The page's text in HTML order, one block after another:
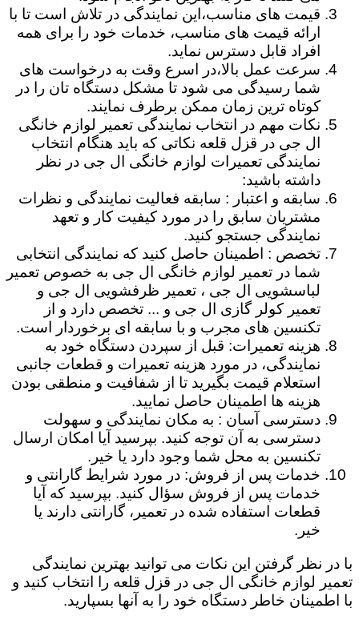
قیمت های مناسب،این نمایندگی در تلاش است تا با
ارائه قیمت های مناسب، خدمات خود را برای همه
افراد قابل دسترس نماید.
سرعت عمل بالا،در اسرع وقت به درخواست های
شما رسیدگی می شود تا مشکل دستگاه تان را در
کوتاه ترین زمان ممکن برطرف نمایند.
نکات مهم در انتخاب نمایندگی تعمیر لوازم خانگی
ال جی در قزل قلعه نکاتی که باید هنگام انتخاب
نمایندگی تعمیرات لوازم خانگی ال جی در نظر
داشته باشید:
سابقه و اعتبار : سابقه فعالیت نمایندگی و نظرات
مشتریان سابق را در مورد کیفیت کار و تعهد
نمایندگی جستجو کنید.
تخصص : اطمینان حاصل کنید که نمایندگی انتخابی
شما در تعمیر لوازم خانگی ال جی به خصوص تعمیر
لباسشویی ال جی ، تعمیر ظرفشویی ال جی و
تعمیر کولر گازی ال جی و ... تخصص دارد و از
تکنسین های مجرب و با سابقه ای برخوردار است.
هزینه تعمیرات: قبل از سپردن دستگاه خود به
نمایندگی، در مورد هزینه تعمیرات و قطعات جانبی
استعلام قیمت بگیرید تا از شفافیت و منطقی بودن
هزینه ها اطمینان حاصل نمایید.
دسترسی آسان : به مکان نمایندگی و سهولت
دسترسی به آن توجه کنید. بپرسید آیا امکان ارسال
تکنسین به محل شما وجود دارد یا خیر.
خدمات پس از فروش: در مورد شرایط گارانتی و
خدمات پس از فروش سؤال کنید. بپرسید که آیا
قطعات استفاده شده در تعمیر، گارانتی دارند یا
خیر.
با در نظر گرفتن این نکات می توانید بهترین نمایندگی
تعمیر لوازم خانگی ال جی در قزل قلعه را انتخاب کنید و
با اطمینان خاطر دستگاه خود را به آنها بسپارید.